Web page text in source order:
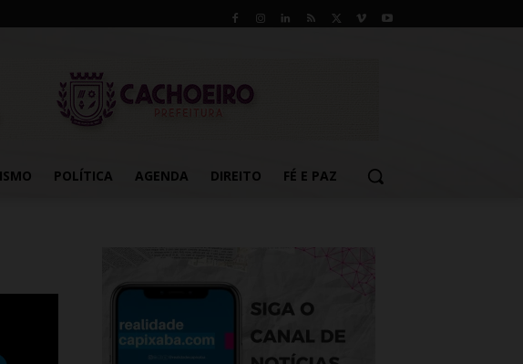
POLÍTICA AGENDA DIREITO FÉ E PAZ